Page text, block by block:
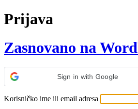
Prijava
Zasnovano na
Sign in with Google
Korisničko ime ili email adresa